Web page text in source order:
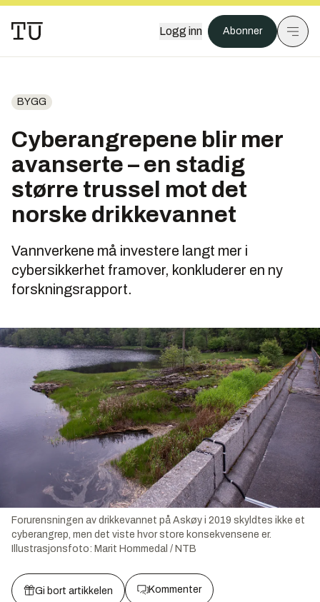
Logg inn Abonner
BYGG
Cyberangrepene blir mer
avanserte – en stadig
større trussel mot det
norske drikkevannet
Vannverkene må investere langt mer i
cybersikkerhet framover, konkluderer en ny
forskningsrapport.
Forurensningen av drikkevannet på Askøy i 2019 skyldtes ikke et
cyberangrep, men det viste hvor store konsekvensene er.
Illustrasjonsfoto: Marit Hommedal / NTB
Gi bort artikkelen Kommenter